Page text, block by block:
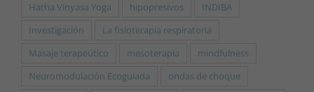
Hatha Vinyasa Yoga
hipopresivos
INDIBA
Investigación
La fisioterapia respiratoria
Masaje terapeútico
mesoterapia
mindfulness
Neuromodulación Ecoguiada
ondas de choque